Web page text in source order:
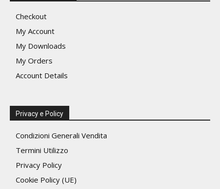
Checkout
My Account
My Downloads
My Orders
Account Details
Privacy e Policy
Condizioni Generali Vendita
Termini Utilizzo
Privacy Policy
Cookie Policy (UE)